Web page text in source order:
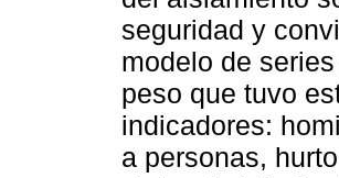
seguridad y
modelo de
peso que tuvo
indicadores:
a personas,